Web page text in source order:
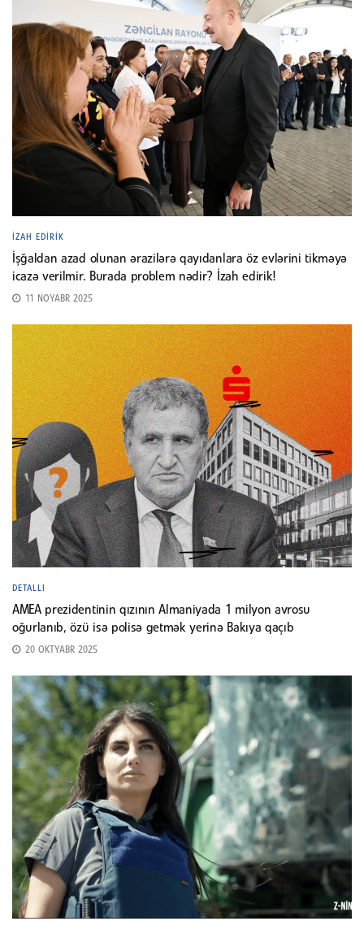
İZAH EDIRIK
İşğaldan azad olunan ərazilərə qayıdanlara öz evlərini tikməyə
icazə verilmir. Burada problem nədir? İzah edirik!
11 NOYABR 2025
DETALLI
AMEA prezidentinin qızının Almaniyada 1 milyon avrosu
oğurlanıb, özü isə polisə getmək yerinə Bakıya qaçıb
20 OKTYABR 2025